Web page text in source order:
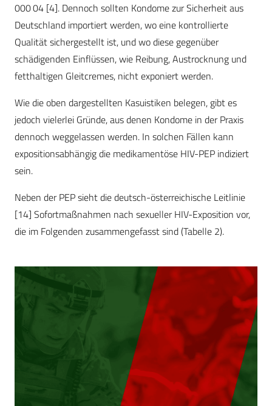
000 04 [4]. Dennoch sollten Kondome zur Sicherheit aus
Deutschland importiert werden, wo eine kontrollierte
Qualität sichergestellt ist, und wo diese gegenüber
schädigenden Einflüssen, wie Reibung, Austrocknung und
fetthaltigen Gleitcremes, nicht exponiert werden.
Wie die oben dargestellten Kasuistiken belegen, gibt es
jedoch vielerlei Gründe, aus denen Kondome in der Praxis
dennoch weggelassen werden. In solchen Fällen kann
expositionsabhängig die medikamentöse HIV-PEP indiziert
sein.
Neben der PEP sieht die deutsch-österreichische Leitlinie
[14] Sofortmaßnahmen nach sexueller HIV-Exposition vor,
die im Folgenden zusammengefasst sind (Tabelle 2).